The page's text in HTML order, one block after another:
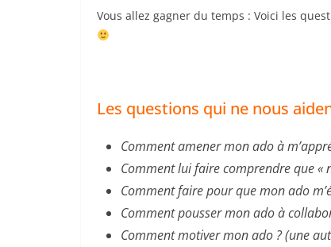
Vous allez gagner du temps : Voici les
Les questions qui ne nous
Comment amener mon ado à
Comment lui faire comprendre que «
Comment faire pour que mon ado
Comment pousser mon ado à
Comment motiver mon ado ? (une